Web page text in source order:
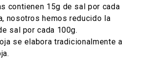
contienen 15g de sal por cada
nosotros hemos reducido la
sal por cada 100g.
se elabora tradicionalmente a